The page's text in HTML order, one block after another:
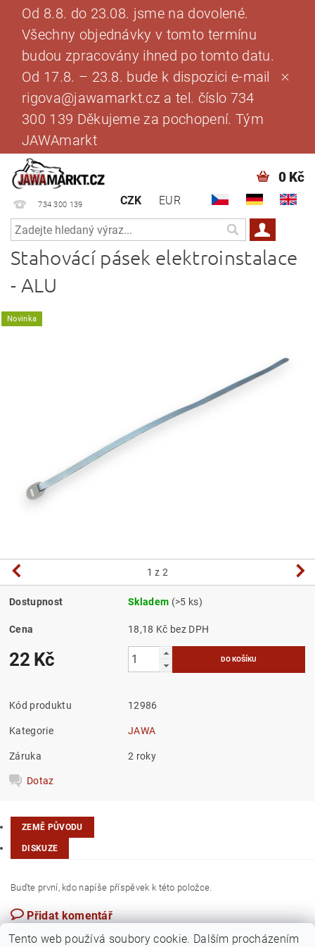
Od 8.8. do 23.08. jsme na dovolené.
Všechny objednávky v tomto termínu
budou zpracovány ihned po tomto datu.
Od 17.8. – 23.8. bude k dispozici e-mail
rigova@jawamarkt.cz a tel. číslo 734
300 139 Děkujeme za pochopení. Tým
JAWAmarkt
734 300 139 CZK EUR
0 Kč
Stahovácí pásek elektroinstalace
- ALU
Novinka
1 z 2
Dostupnost Skladem (>5 ks)
Cena 18,18 Kč bez DPH
22 Kč
Kód produktu 12986
Kategorie JAWA
Záruka 2 roky
Dotaz
ZEMĚ PŮVODU
DISKUZE
Buďte první, kdo napíše příspěvek k této položce.
Přidat komentář
Tento web používá soubory cookie. Dalším procházením